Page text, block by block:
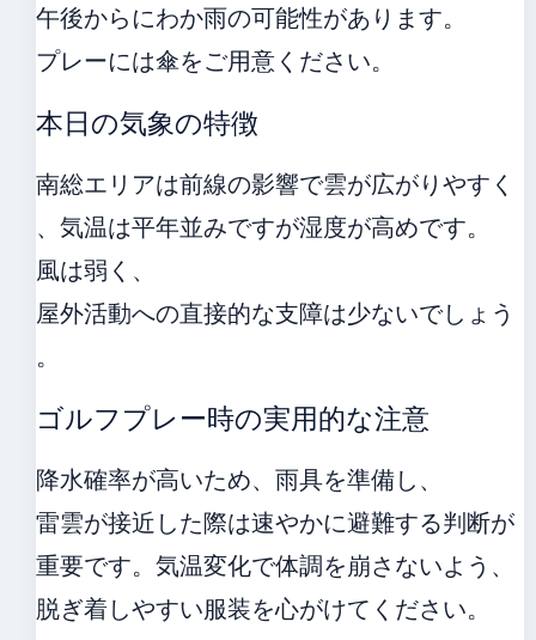
午後からにわか雨の可能性があります。
プレーには傘をご用意ください。
本日の気象の特徴
南総エリアは前線の影響で雲が広がりやすく
、気温は平年並みですが湿度が高めです。
風は弱く、
屋外活動への直接的な支障は少ないでしょう
。
ゴルフプレー時の実用的な注意
降水確率が高いため、雨具を準備し、
雷雲が接近した際は速やかに避難する判断が
重要です。気温変化で体調を崩さないよう、
脱ぎ着しやすい服装を心がけてください。